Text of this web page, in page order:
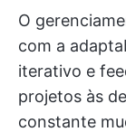
O
com a
iterativo e
projetos às
constante